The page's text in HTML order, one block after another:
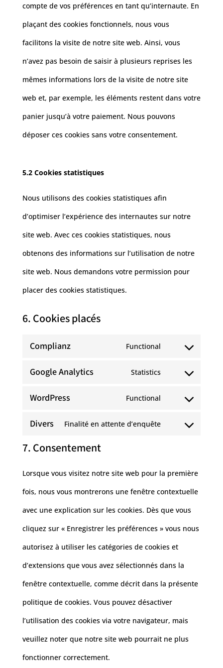
compte de vos préférences en tant qu’internaute. En
plaçant des cookies fonctionnels, nous vous
facilitons la visite de notre site web. Ainsi, vous
n’avez pas besoin de saisir à plusieurs reprises les
mêmes informations lors de la visite de notre site
web et, par exemple, les éléments restent dans votre
panier jusqu’à votre paiement. Nous pouvons
déposer ces cookies sans votre consentement.
5.2 Cookies statistiques
Nous utilisons des cookies statistiques afin
d’optimiser l’expérience des internautes sur notre
site web. Avec ces cookies statistiques, nous
obtenons des informations sur l’utilisation de notre
site web. Nous demandons votre permission pour
placer des cookies statistiques.
6. Cookies placés
Complianz
Functional
Google Analytics
Statistics
WordPress
Functional
Divers
Finalité en attente d’enquête
service
divers
7. Consentement
Lorsque vous visitez notre site web pour la première
fois, nous vous montrerons une fenêtre contextuelle
avec une explication sur les cookies. Dès que vous
cliquez sur « Enregistrer les préférences » vous nous
autorisez à utiliser les catégories de cookies et
d’extensions que vous avez sélectionnés dans la
fenêtre contextuelle, comme décrit dans la présente
politique de cookies. Vous pouvez désactiver
l’utilisation des cookies via votre navigateur, mais
veuillez noter que notre site web pourrait ne plus
fonctionner correctement.